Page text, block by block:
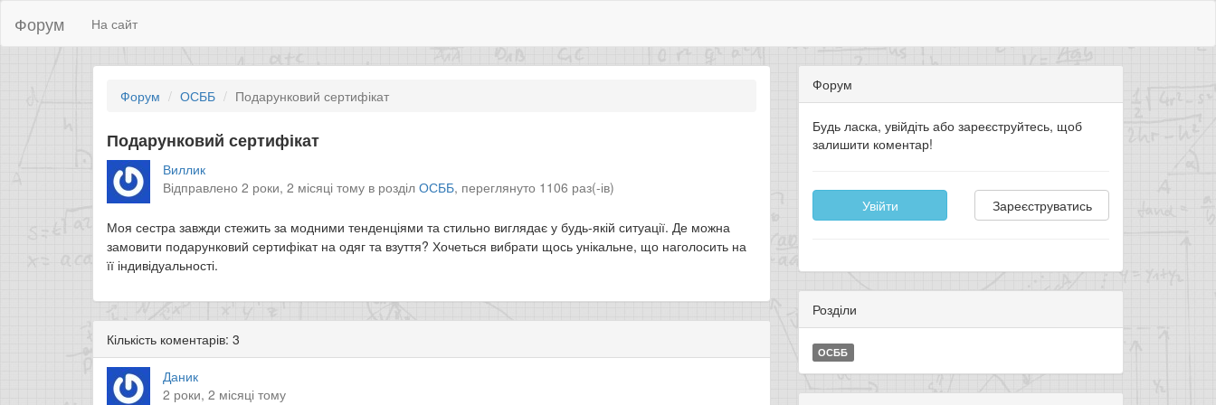
Форум На сайт
Форум ОСББ Подарунковий сертифікат
Подарунковий сертифікат
Виллик
Відправлено 2 роки, 2 місяці тому в розділОСББ, переглянуто 1106 раз(-ів)
Моя сестра завжди стежить за модними тенденціями та стильно виглядає у будь-якій ситуації. Де можна
замовити подарунковий сертифікат на одяг та взуття? Хочеться вибрати щось унікальне, що наголосить на
її індивідуальності.
Кількість коментарів: 3
Даник
2 роки, 2 місяці тому
Форум
Будь ласка, увійдіть або зареєструйтесь, щоб
залишити коментар!
Увійти Зареєструватись
Розділи
ОСББ